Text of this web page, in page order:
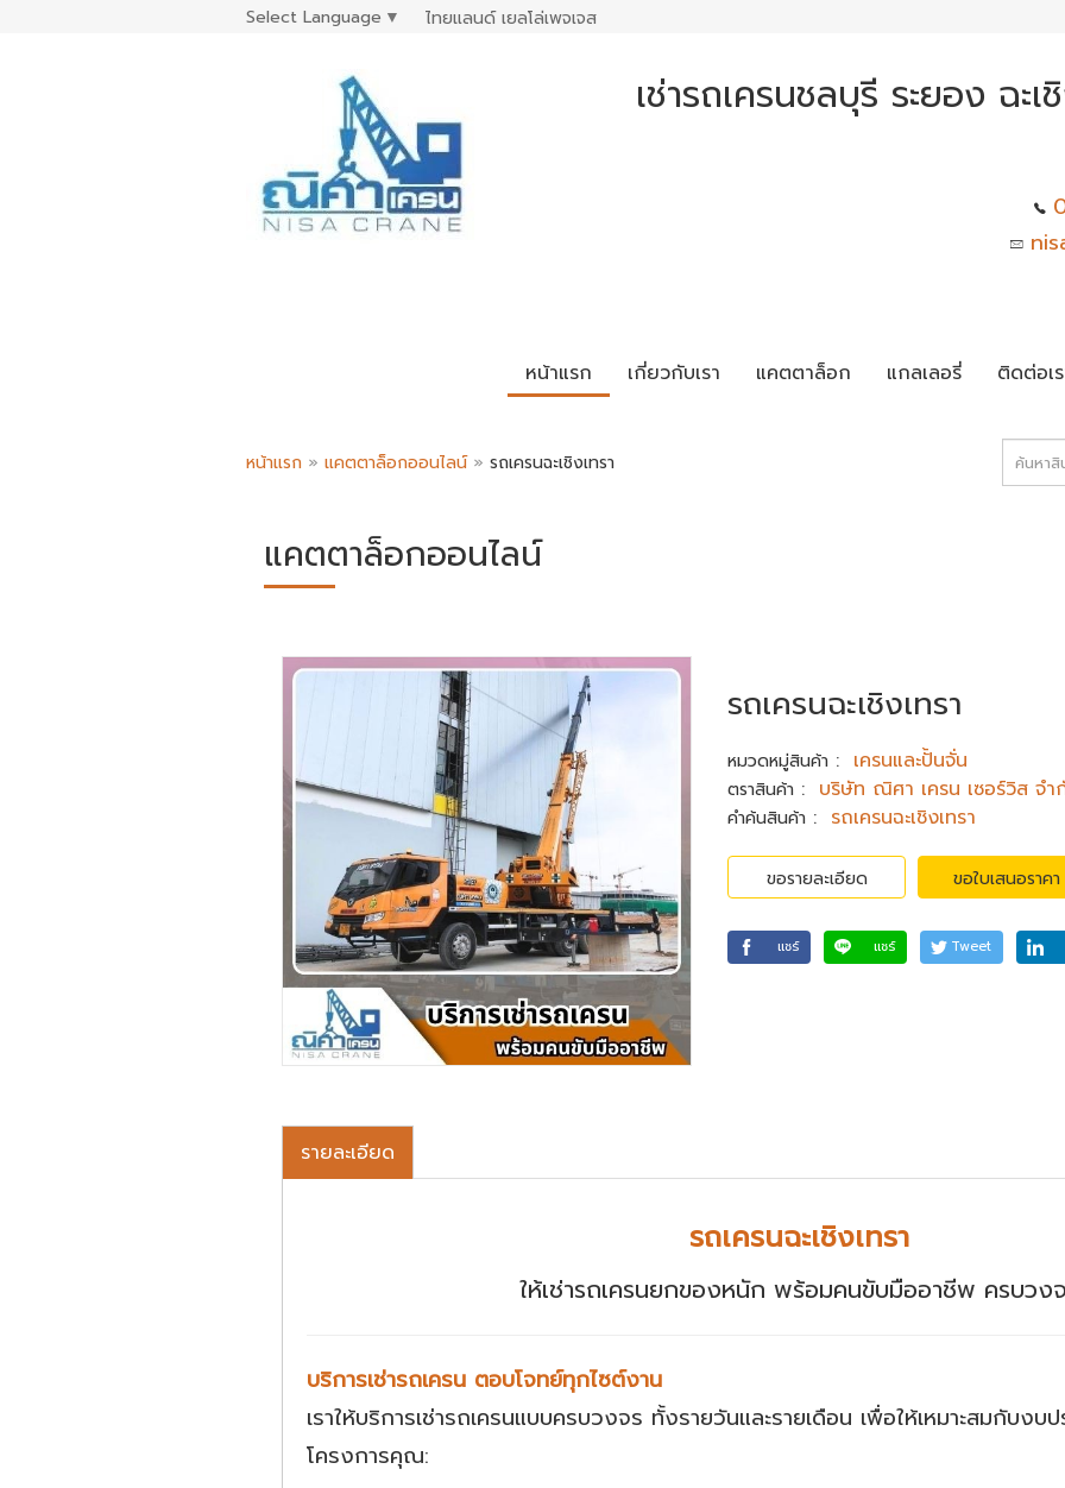
Select Language ▼ ไทยแลนด์ เยลโล่เพจเจส
เช่ารถเครนชลบุรี ระยอง ฉะ
หน้าแรก เกี่ยวกับเรา แคตตาล็อก แกลเลอรี่ ติดต่อเ
หน้าแรก » แคตตาล็อกออนไลน์ » รถเครนฉะเชิงเทรา
แคตตาล็อกออนไลน์
รถเครนฉะเชิงเทรา
หมวดหมู่สินค้า : เครนและปั้นจั่น
ตราสินค้า : บริษัท ณิศา เครน เซอร์วิส จำ
คำค้นสินค้า : รถเครนฉะเชิงเทรา
ขอรายละเอียด ขอใบเสนอราคา
แชร์ แชร์ Tweet
รายละเอียด
รถเครนฉะเชิงเทรา
ให้เช่ารถเครนยกของหนัก พร้อมคนขับมืออาชีพ ครบวง
บริการเช่ารถเครน ตอบโจทย์ทุกไซต์งาน
เราให้บริการเช่ารถเครนแบบครบวงจร ทั้งรายวันและรายเดือน เพื่อให้เหมาะสมกับงบป
โครงการคุณ: